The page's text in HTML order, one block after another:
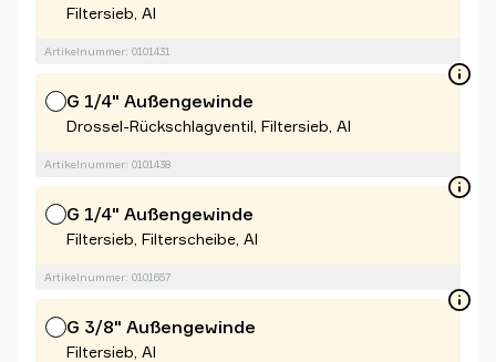
Filtersieb, Al
Artikelnummer: 0101431
G 1/4" Außengewinde
Drossel-Rückschlagventil, Filtersieb, Al
Artikelnummer: 0101438
G 1/4" Außengewinde
Filtersieb, Filterscheibe, Al
Artikelnummer: 0101657
G 3/8" Außengewinde
Filtersieb, Al